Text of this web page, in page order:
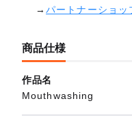
→パートナーショッ
商品仕様
作品名
Mouthwashing